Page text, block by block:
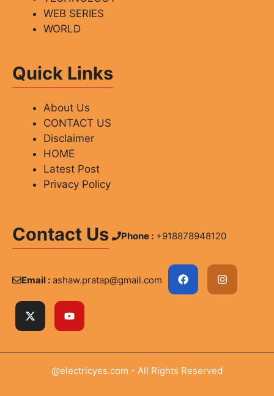
WEB SERIES
WORLD
Quick Links
About Us
CONTACT US
Disclaimer
HOME
Latest Post
Privacy Policy
Contact Us Phone : +918878948120
Email : ashaw.pratap@gmail.com
@electricyes.com - All Rights Reserved